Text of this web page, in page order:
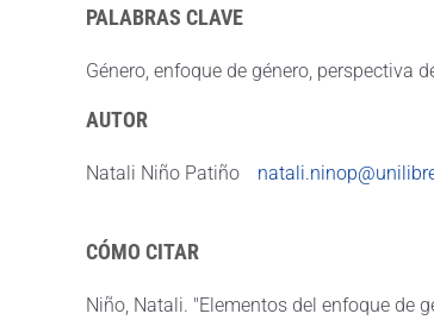
PALABRAS CLAVE
Género, enfoque de género, perspectiva
AUTOR
Natali Niño Patiño
CÓMO CITAR
Niño, Natali. "Elementos del enfoque de